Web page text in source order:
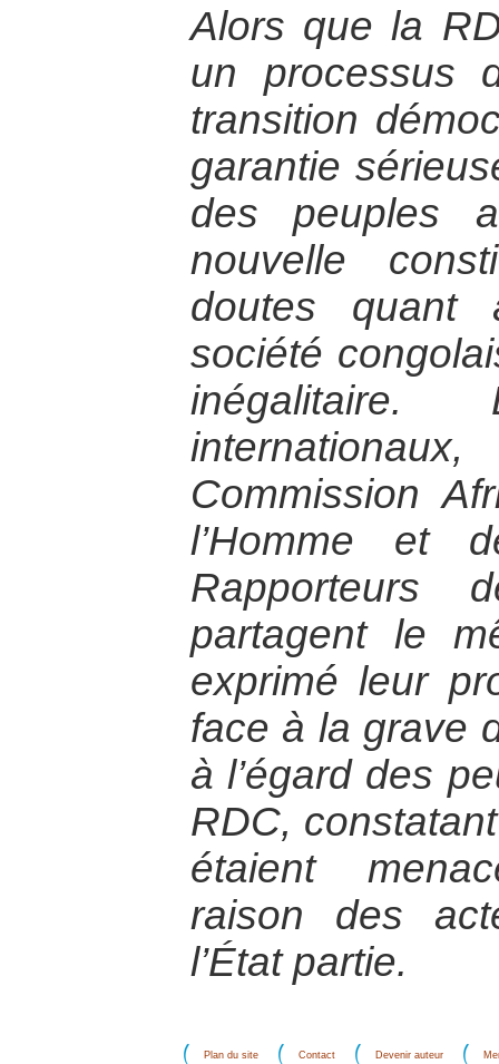
Alors que la
un processus
transition
garantie
des peuples
nouvelle
doutes quant
société
inégalitaire.
Commission
l’Homme et
Rapporteurs
partagent le
exprimé leur
face à la grave
à l’égard des
RDC,
étaient
raison des
l’État partie.
Plan du site Contact Devenir auteur